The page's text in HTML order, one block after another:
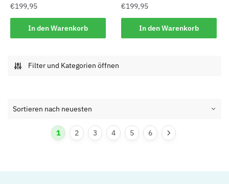
€199,95
In den Warenkorb
€199,95
In den Warenkorb
Filter und Kategorien öffnen
1 2 3 4 5 6